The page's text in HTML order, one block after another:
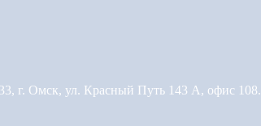
г. Омск, ул. Красный Путь 143 А, офис 108.